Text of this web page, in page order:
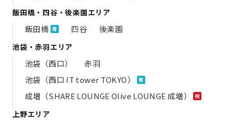
飯田橋・四谷・後楽園エリア
飯田橋 専 四谷 後楽園
池袋・赤羽エリア
池袋（西口）
赤羽
池袋（西口 IT tower TOKYO）
専
成増（SHARE LOUNGE Olive LOUNGE 成増） 祝
上野エリア